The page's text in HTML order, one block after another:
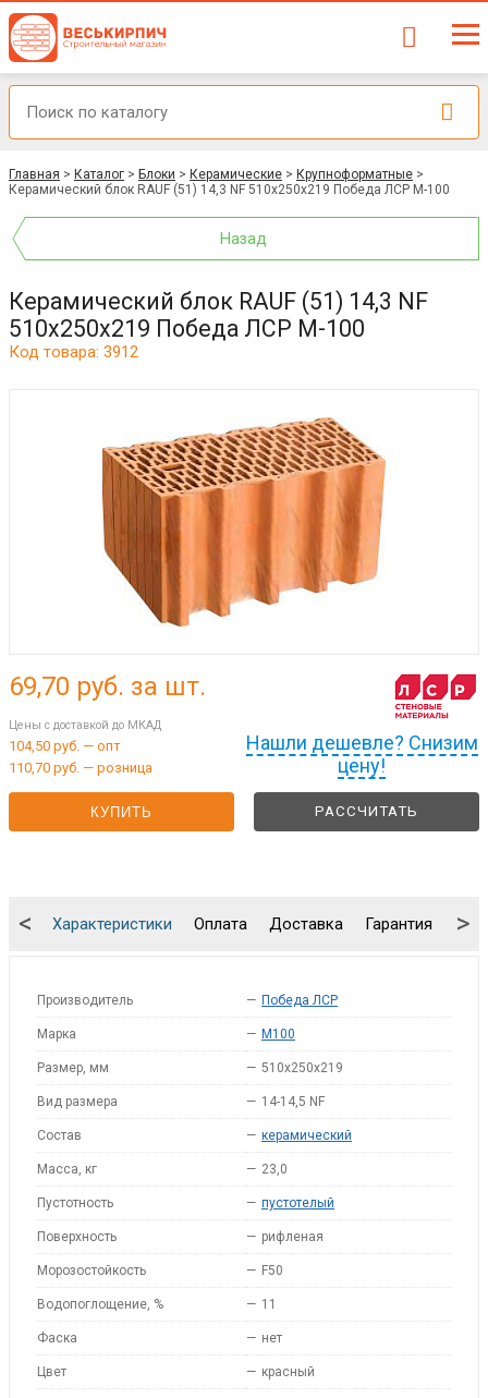
Главная > Каталог > Блоки > Керамические > Крупноформатные >
Керамический блок RAUF (51) 14,3 NF 510x250x219 Победа ЛСР М-100
Назад
Керамический блок RAUF (51) 14,3 NF
510x250x219 Победа ЛСР М-100
Код товара: 3912
Нашли дешевле? Снизим
цену!
69,70 руб. за шт.
Цены с доставкой до МКАД
104,50 руб. — опт
110,70 руб. — розница
КУПИТЬ РАССЧИТАТЬ
Характеристики Оплата Доставка Гарантия
< >
Производитель — Победа ЛСР
Марка — M100
Размер, мм — 510x250x219
Вид размера — 14-14,5 NF
Состав — керамический
Масса, кг — 23,0
Пустотность — пустотелый
Поверхность — рифленая
Морозостойкость — F50
Водопоглощение, % — 11
Фаска — нет
Цвет — красный